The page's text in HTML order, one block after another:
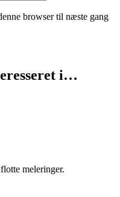
browser til næste gang
i…
meleringer.